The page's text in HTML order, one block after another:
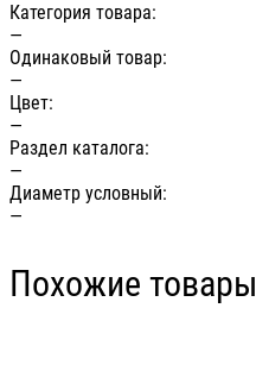
Категория товара:
—
Одинаковый товар:
—
Цвет:
—
Раздел каталога:
—
Диаметр условный:
—
Похожие товары